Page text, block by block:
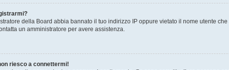
della Board abbia bannato il tuo indirizzo IP oppure vietato il nome utente
un amministratore per avere assistenza.
riesco a connettermi!